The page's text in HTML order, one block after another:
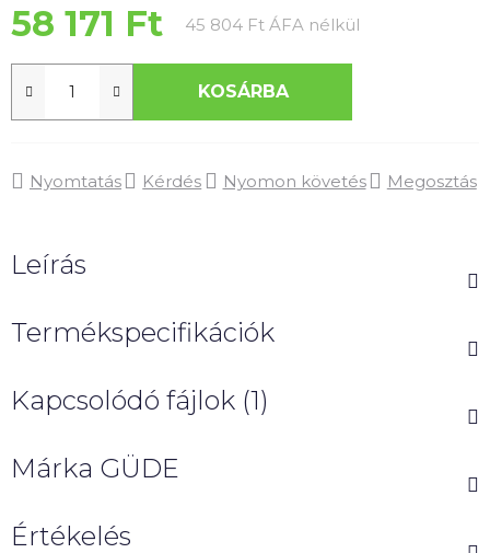
csillag.
58 171 Ft 45 804 Ft ÁFA nélkül
KOSÁRBA
Nyomtatás Kérdés Nyomon követés Megosztás
Leírás
Termékspecifikációk
Kapcsolódó fájlok (1)
Márka GÜDE
Értékelés